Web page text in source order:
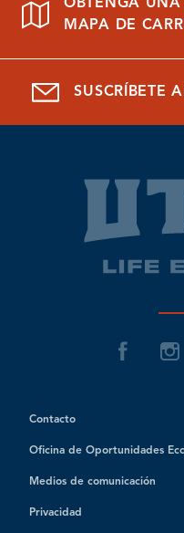
OBTENGA
MAPA DE
SUSCRÍBETE
Contacto
Oficina de Oportunidades
Medios de comunicación
Privacidad